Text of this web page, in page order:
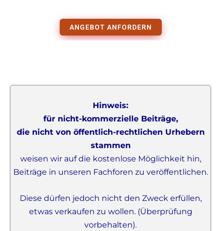
ANGEBOT ANFORDERN
Hinweis:
für nicht-kommerzielle Beiträge,
die nicht von öffentlich-rechtlichen Urhebern
stammen
weisen wir auf die kostenlose Möglichkeit hin,
Beiträge in unseren Fachforen zu veröffentlichen.
Diese dürfen jedoch nicht den Zweck erfüllen,
etwas verkaufen zu wollen. (Überprüfung
vorbehalten).